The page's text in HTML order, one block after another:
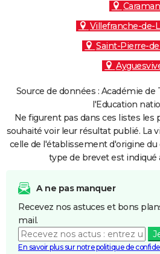
Caraman
Villefranche-de-
Saint-Pierre-
Source de données : Académie
l'Education
Ne figurent pas dans ces listes les
souhaité voir leur résultat publié. La
celle de l'établissement d'origine du
type de brevet est indiqué
A ne pas manquer
Recevez nos astuces et bons
mail.
En savoir plus sur notre politique de